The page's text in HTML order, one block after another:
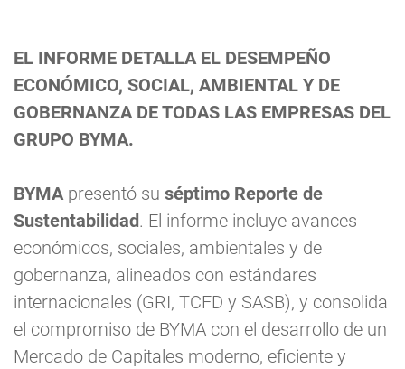
EL INFORME DETALLA EL DESEMPEÑO
ECONÓMICO, SOCIAL, AMBIENTAL Y DE
GOBERNANZA DE TODAS LAS EMPRESAS DEL
GRUPO BYMA.
BYMApresentó su séptimo Reporte de
Sustentabilidad. El informe incluye avances
económicos, sociales, ambientales y de
gobernanza, alineados con estándares
internacionales (GRI, TCFD y SASB), y consolida
el compromiso de BYMA con el desarrollo de un
Mercado de Capitales moderno, eficiente y